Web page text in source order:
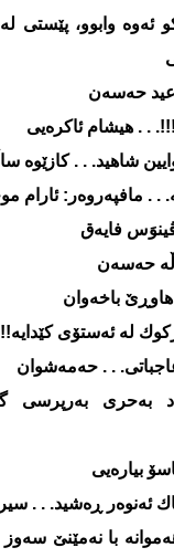
ئه‌وه‌ وابوو، پێستی
حه‌سه‌ن
شاهید. . . كازێوه‌
. . مافپه‌روه‌ر: ئارام
فایه‌ق
حه‌سه‌ن
هاوڕێ باخه‌وان
له‌ ئه‌ستۆی
. .حه‌مه‌شوان
به‌حری به‌رپرسی
بیاره‌یی
ئه‌نوه‌ر ڕه‌شید. . .
با نه‌مێنێ سه‌وز